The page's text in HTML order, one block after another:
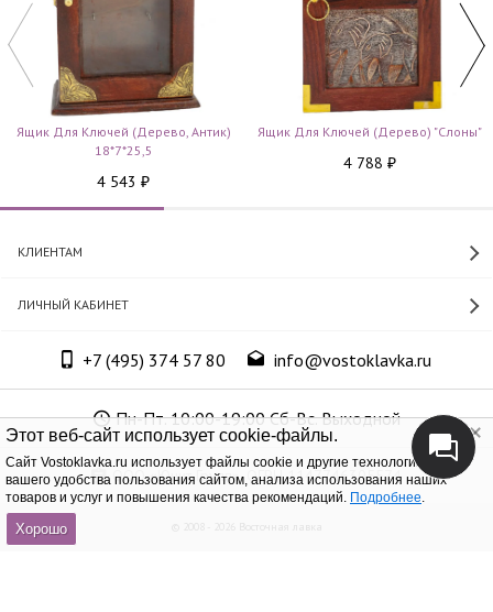
Этот веб-сайт использует cookie-файлы.
Cайт Vostoklavka.ru использует файлы cookie и другие технологии для
вашего удобства пользования сайтом, анализа использования наших
товаров и услуг и повышения качества рекомендаций. Подробнее.
Хорошо
Ящик Для Ключей (дерево, Антик)
18*7*25,5
4 543 ₽
Ящик Для Ключей (дерево) "Слоны"
4 788 ₽
КЛИЕНТАМ
ЛИЧНЫЙ КАБИНЕТ
+7 (495) 374 57 80 info@vostoklavka.ru
Пн-Пт. 10:00-19:00 Сб-Вс. Выходной
ООО «Юнит Групп», ОГРН 1147746305574